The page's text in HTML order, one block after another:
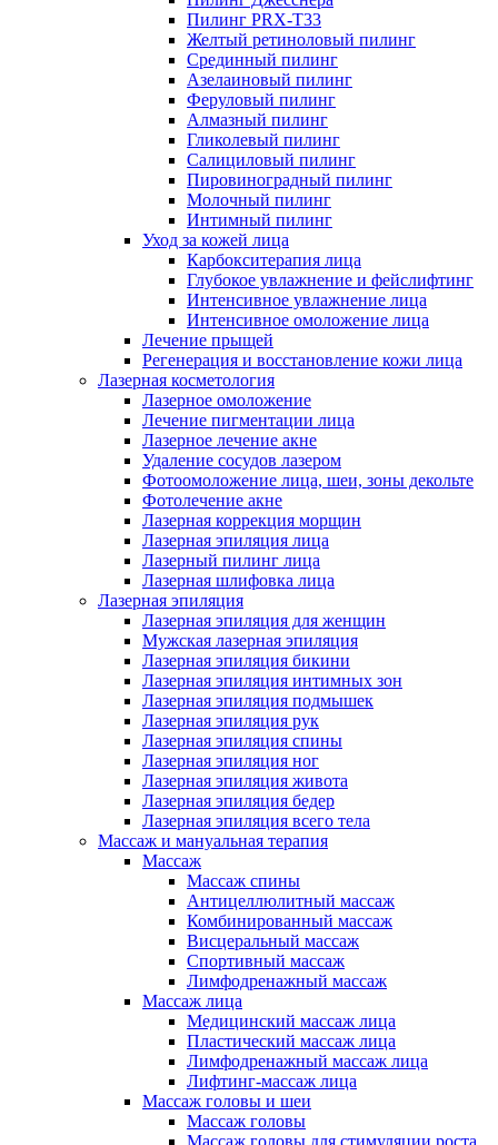
Пилинг PRX-T33
Желтый ретиноловый пилинг
Срединный пилинг
Азелаиновый пилинг
Феруловый пилинг
Алмазный пилинг
Гликолевый пилинг
Салициловый пилинг
Пировиноградный пилинг
Молочный пилинг
Интимный пилинг
Уход за кожей лица
Карбокситерапия лица
Глубокое увлажнение и фейслифтинг
Интенсивное увлажнение лица
Интенсивное омоложение лица
Лечение прыщей
Регенерация и восстановление кожи лица
Лазерная косметология
Лазерное омоложение
Лечение пигментации лица
Лазерное лечение акне
Удаление сосудов лазером
Фотоомоложение лица, шеи, зоны декольте
Фотолечение акне
Лазерная коррекция морщин
Лазерная эпиляция лица
Лазерный пилинг лица
Лазерная шлифовка лица
Лазерная эпиляция
Лазерная эпиляция для женщин
Мужская лазерная эпиляция
Лазерная эпиляция бикини
Лазерная эпиляция интимных зон
Лазерная эпиляция подмышек
Лазерная эпиляция рук
Лазерная эпиляция спины
Лазерная эпиляция ног
Лазерная эпиляция живота
Лазерная эпиляция бедер
Лазерная эпиляция всего тела
Массаж и мануальная терапия
Массаж
Массаж спины
Антицеллюлитный массаж
Комбинированный массаж
Висцеральный массаж
Спортивный массаж
Лимфодренажный массаж
Массаж лица
Медицинский массаж лица
Пластический массаж лица
Лимфодренажный массаж лица
Лифтинг-массаж лица
Массаж головы и шеи
Массаж головы
Массаж головы для стимуляции роста